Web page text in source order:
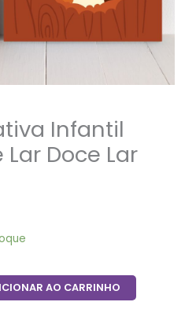
Infantil
Lar Doce Lar
AO CARRINHO